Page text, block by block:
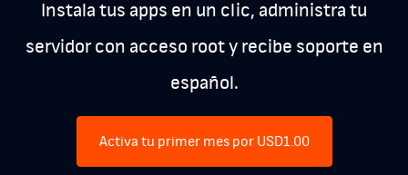
Instala tus apps en un clic, administra tu
servidor con acceso root y recibe soporte en
español.
Activa tu primer mes por USD1.00